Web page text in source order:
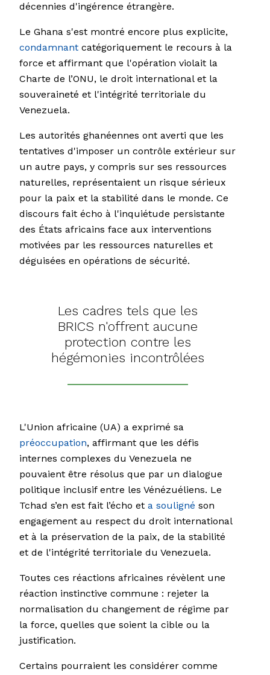
décennies d'ingérence étrangère.
Le Ghana s'est montré encore plus explicite,
condamnant catégoriquement le recours à la
force et affirmant que l'opération violait la
Charte de l’ONU, le droit international et la
souveraineté et l'intégrité territoriale du
Venezuela.
Les autorités ghanéennes ont averti que les
tentatives d'imposer un contrôle extérieur sur
un autre pays, y compris sur ses ressources
naturelles, représentaient un risque sérieux
pour la paix et la stabilité dans le monde. Ce
discours fait écho à l'inquiétude persistante
des États africains face aux interventions
motivées par les ressources naturelles et
déguisées en opérations de sécurité.
Les cadres tels que les
BRICS n'offrent aucune
protection contre les
hégémonies incontrôlées
L'Union africaine (UA) a exprimé sa
préoccupation, affirmant que les défis
internes complexes du Venezuela ne
pouvaient être résolus que par un dialogue
politique inclusif entre les Vénézuéliens. Le
Tchad s’en est fait l’écho et a souligné son
engagement au respect du droit international
et à la préservation de la paix, de la stabilité
et de l'intégrité territoriale du Venezuela.
Toutes ces réactions africaines révèlent une
réaction instinctive commune : rejeter la
normalisation du changement de régime par
la force, quelles que soient la cible ou la
justification.
Certains pourraient les considérer comme